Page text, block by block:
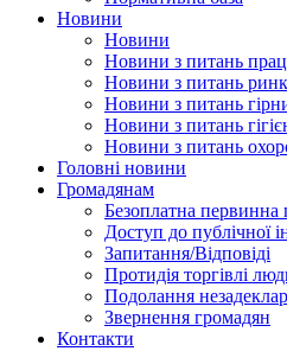
Новини
Новини
Новини з питань
Новини з питань
Новини з питань
Новини з питань
Новини з питань
Головні новини
Громадянам
Безоплатна первинна
Доступ до публічної
Запитання/Відповіді
Протидія торгівлі
Подолання
Звернення громадян
Контакти